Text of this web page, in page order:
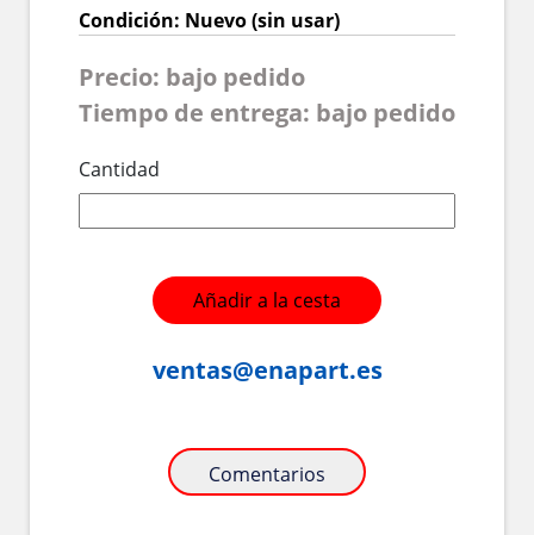
Condición: Nuevo (sin usar)
Precio: bajo pedido
Tiempo de entrega: bajo pedido
Cantidad
Añadir a la cesta
ventas@enapart.es
Comentarios